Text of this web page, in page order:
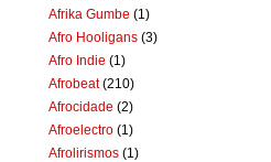
Afrika Gumbe (1)
Afro Hooligans (3)
Afro Indie (1)
Afrobeat (210)
Afrocidade (2)
Afroelectro (1)
Afrolirismos (1)